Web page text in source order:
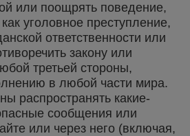
или поощрять поведение,
уголовное преступление,
ответственности или
закону или
третьей стороны,
в любой части мира.
распространять какие-
сообщения или
или через него (включая,